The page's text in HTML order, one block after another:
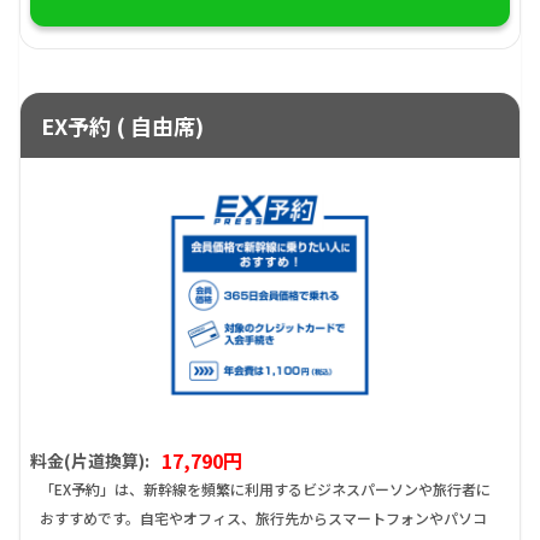
EX予約 ( 自由席)
料金(片道換算): 17,790円
「EX予約」は、新幹線を頻繁に利用するビジネスパーソンや旅行者に
おすすめです。自宅やオフィス、旅行先からスマートフォンやパソコ